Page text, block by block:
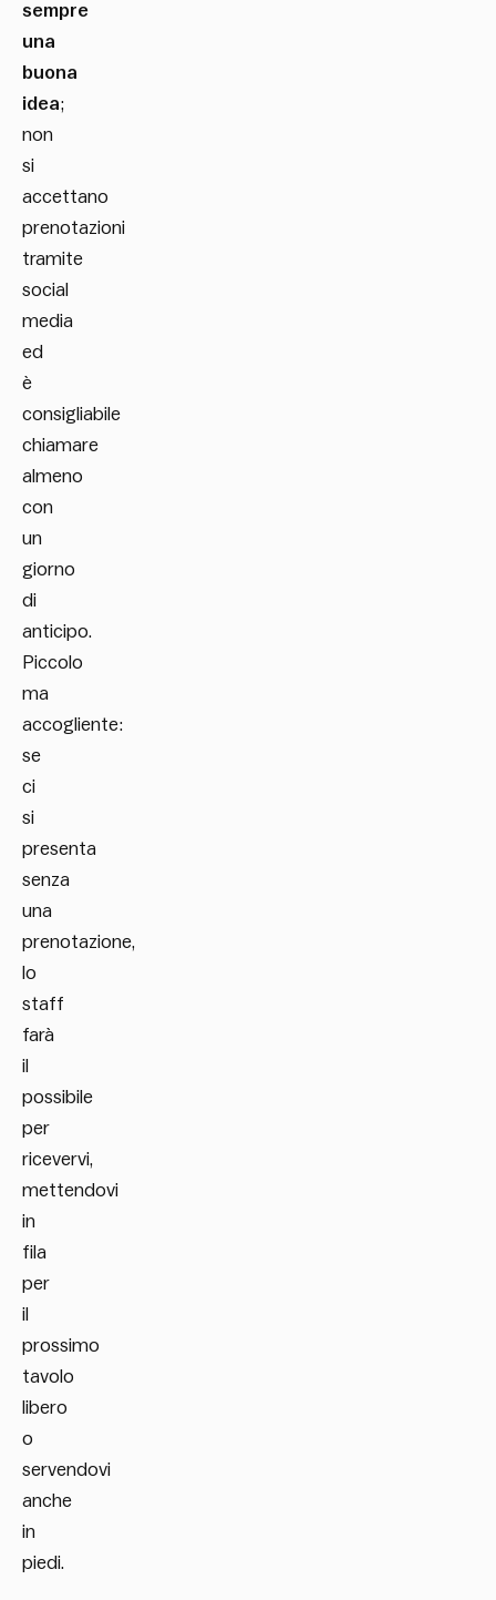
sempre
una
buona
idea;
non
si
accettano
prenotazioni
tramite
social
media
ed
è
consigliabile
chiamare
almeno
con
un
giorno
di
anticipo.
Piccolo
ma
accogliente:
se
ci
si
presenta
senza
una
prenotazione,
lo
staff
farà
il
possibile
per
ricevervi,
mettendovi
in
fila
per
il
prossimo
tavolo
libero
o
servendovi
anche
in
piedi.